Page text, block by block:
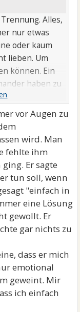
Alles,
nur etwas
oder kaum
lieben. Um
können. Ein
haben zu
vor Augen zu
wird. Man
fehlte ihm
Er sagte
tun soll, wenn
"einfach in
eine Lösung
gewollt. Er
gar nichts zu
dass er mich
emotional
geweint. Mir
ich einfach